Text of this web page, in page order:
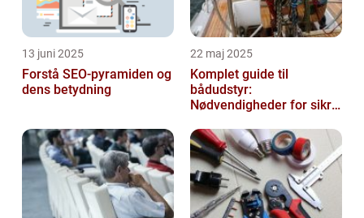
13 juni 2025
Forstå SEO-pyramiden og
dens betydning
22 maj 2025
Komplet guide til
bådudstyr:
Nødvendigheder for sikre